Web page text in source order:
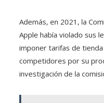
Además, en 2021, la
Apple había violado sus
imponer tarifas de
competidores por su
investigación de la